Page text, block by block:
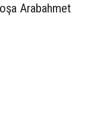
Arabahmet